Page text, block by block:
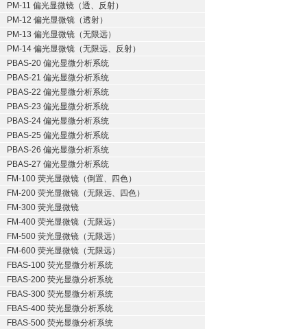
PM-11 偏光显微镜（透、反射）
PM-12 偏光显微镜（透射）
PM-13 偏光显微镜（无限远）
PM-14 偏光显微镜（无限远、反射）
PBAS-20 偏光显微分析系统
PBAS-21 偏光显微分析系统
PBAS-22 偏光显微分析系统
PBAS-23 偏光显微分析系统
PBAS-24 偏光显微分析系统
PBAS-25 偏光显微分析系统
PBAS-26 偏光显微分析系统
PBAS-27 偏光显微分析系统
FM-100 荧光显微镜（倒置、四色）
FM-200 荧光显微镜（无限远、四色）
FM-300 荧光显微镜
FM-400 荧光显微镜（无限远）
FM-500 荧光显微镜（无限远）
FM-600 荧光显微镜（无限远）
FBAS-100 荧光显微分析系统
FBAS-200 荧光显微分析系统
FBAS-300 荧光显微分析系统
FBAS-400 荧光显微分析系统
FBAS-500 荧光显微分析系统